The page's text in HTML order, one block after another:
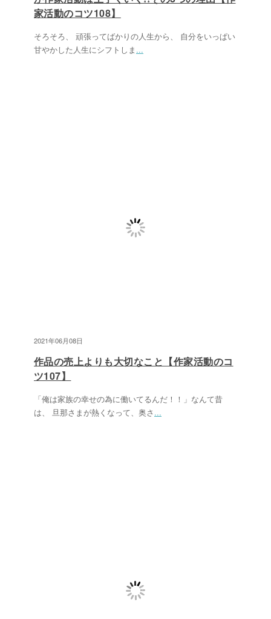
家活動のコツ108】
そろそろ、 頑張ってばかりの人生から、 自分をいっぱい
甘やかした人生にシフトしま ...
2021年06月08日
作品の売上よりも大切なこと【作家活動のコ
ツ107】
「俺は家族の幸せの為に働いてるんだ！！」なんて昔
は、 旦那さまが熱くなって、奥さ ...